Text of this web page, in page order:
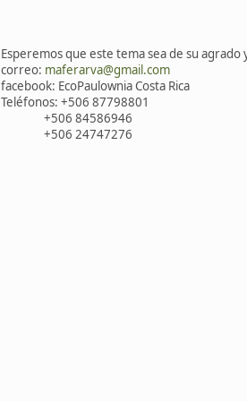
Esperemos que este tema sea de su
correo: maferarva@gmail.com
facebook: EcoPaulownia Costa Rica
Teléfonos: +506 87798801
+506 84586946
+506 24747276